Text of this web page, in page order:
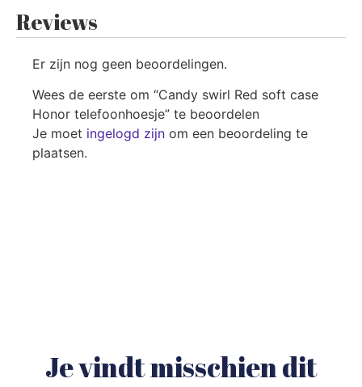
Reviews
Er zijn nog geen beoordelingen.
Wees de eerste om “Candy swirl Red soft case
Honor telefoonhoesje” te beoordelen
Je moet ingelogd zijn om een beoordeling te
plaatsen.
Je vindt misschien dit